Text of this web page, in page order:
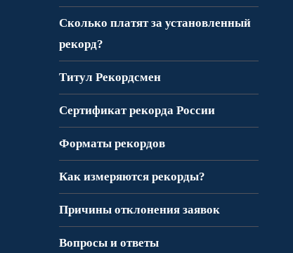
Сколько платят за установленный
рекорд?
Титул Рекордсмен
Сертификат рекорда России
Форматы рекордов
Как измеряются рекорды?
Причины отклонения заявок
Вопросы и ответы